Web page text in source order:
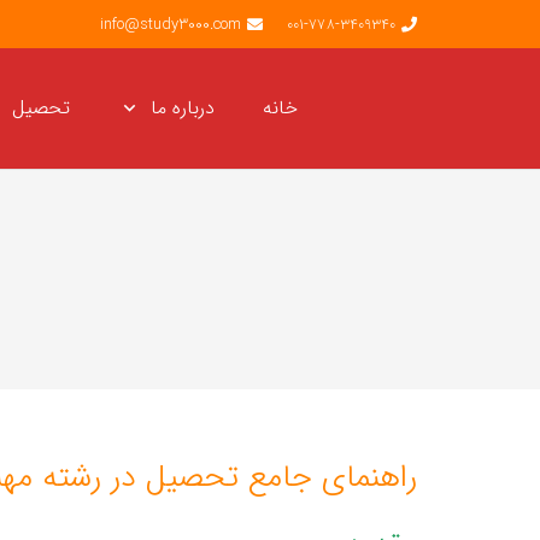
001-778-3409340
info@study3000.com
خانه درباره ما تحصیل
راهنمای جامع تحصیل در رشته